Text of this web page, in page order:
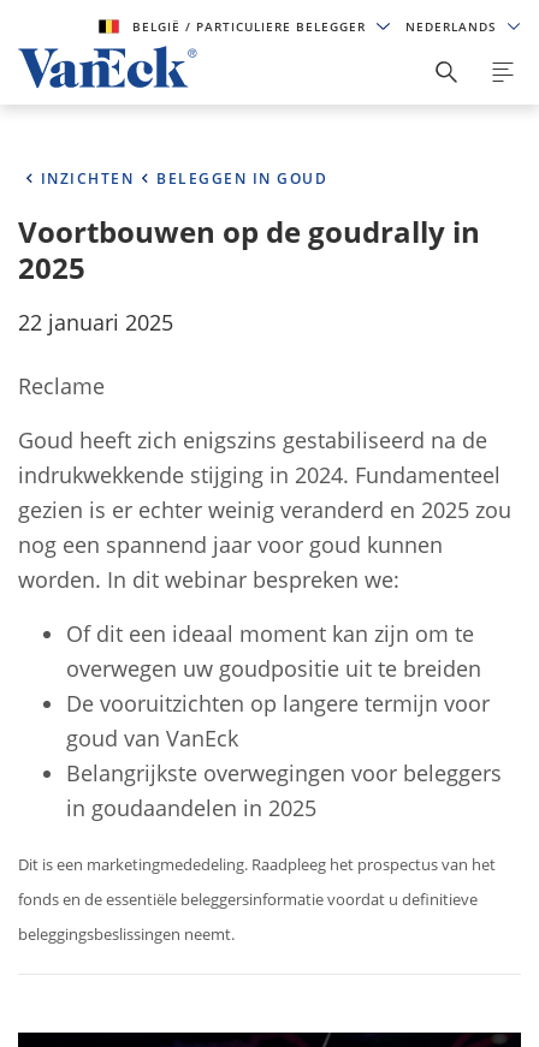
BELGIË/ PARTICULIERE BELEGGER NEDERLANDS
INZICHTEN BELEGGEN IN GOUD
Voortbouwen op de goudrally in
2025
22 januari 2025
Reclame
Goud heeft zich enigszins gestabiliseerd na de
indrukwekkende stijging in 2024. Fundamenteel
gezien is er echter weinig veranderd en 2025 zou
nog een spannend jaar voor goud kunnen
worden. In dit webinar bespreken we:
Of dit een ideaal moment kan zijn om te
overwegen uw goudpositie uit te breiden
De vooruitzichten op langere termijn voor
goud van VanEck
Belangrijkste overwegingen voor beleggers
in goudaandelen in 2025
Dit is een marketingmededeling. Raadpleeg het prospectus van het
fonds en de essentiële beleggersinformatie voordat u definitieve
beleggingsbeslissingen neemt.